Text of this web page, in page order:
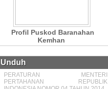
Profil Puskod Baranahan
Kemhan
Unduh
PERATURAN MENTERI
PERTAHANAN REPUBLIK